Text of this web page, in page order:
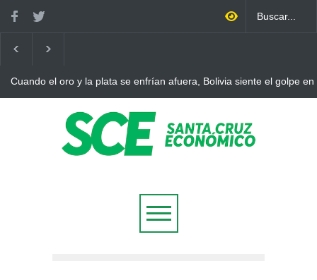
Cuando el oro y la plata se enfrían afuera, Bolivia siente el golpe en